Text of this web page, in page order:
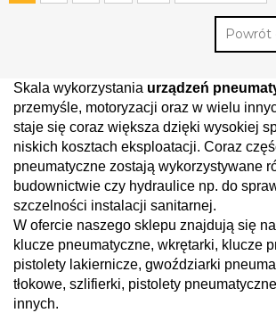
Powrót
Skala wykorzystania urządzeń
przemyśle, motoryzacji oraz w wielu
staje się coraz większa dzięki wysokiej
niskich kosztach eksploatacji. Coraz
pneumatyczne zostają wykorzystywane
budownictwie czy hydraulice np. do
szczelności instalacji sanitarnej.
W ofercie naszego sklepu znajdują się
klucze pneumatyczne, wkrętarki, klucze
pistolety lakiernicze, gwoździarki
tłokowe, szlifierki, pistolety
innych.